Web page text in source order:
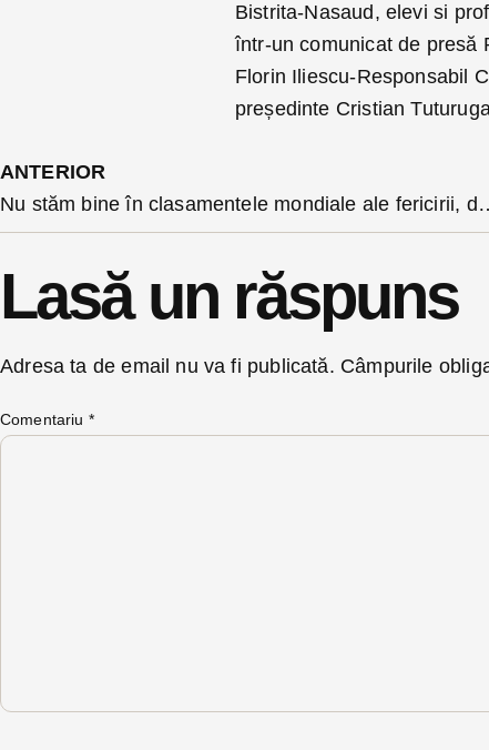
Bistrita-Nasaud, elevi si
într-un comunicat de presă
Florin Iliescu-Responsabil
președinte Cristian
ANTERIOR
Nu stăm bine în clasamentele mondiale ale fericirii,
Lasă un răspuns
Adresa ta de email nu va fi publicată. Câmpurile
Comentariu *